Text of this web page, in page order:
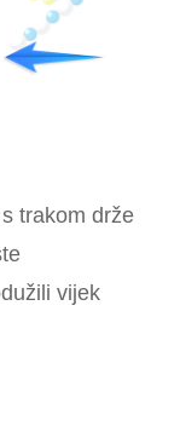
trakom drže
vijek